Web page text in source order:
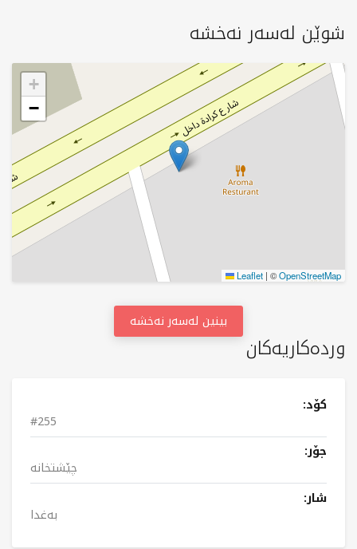
وردەکاریەکان
کۆد:
#255
جۆر:
چێشتخانە
شار:
بەغدا
شوێن لەسەر نەخشە
+
−
Leaflet | ©OpenStreetMap
بینین لەسەر نەخشە